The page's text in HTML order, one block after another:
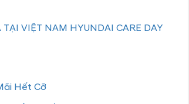
VIỆT NAM HYUNDAI CARE DAY
Hết Cỡ